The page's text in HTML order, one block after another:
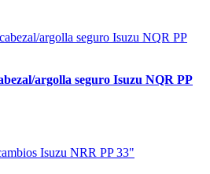
argolla seguro Isuzu NQR PP